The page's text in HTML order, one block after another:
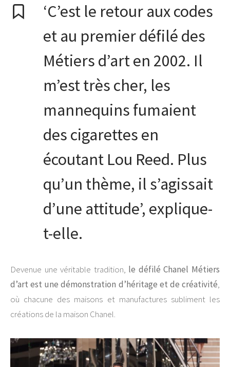
‘C’est le retour aux codes
et au premier défilé des
Métiers d’art en 2002. Il
m’est très cher, les
mannequins fumaient
des cigarettes en
écoutant Lou Reed. Plus
qu’un thème, il s’agissait
d’une attitude’, explique-
t-elle.
Devenue une véritable tradition, le défilé Chanel Métiers
d’art est une démonstration d’héritage et de créativité,
où chacune des maisons et manufactures subliment les
créations de la maison Chanel.